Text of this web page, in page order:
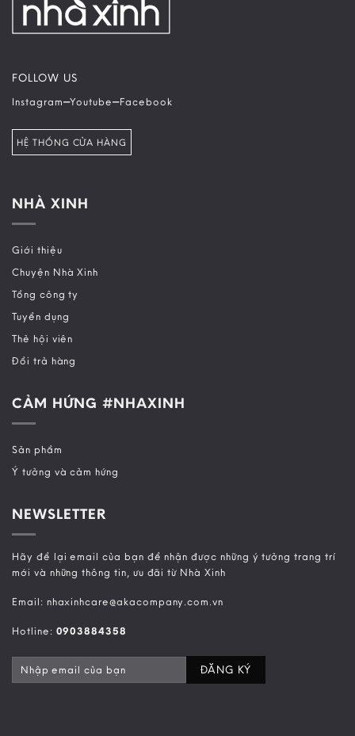
FOLLOW US
Instagram–Youtube–Facebook
HỆ THỐNG CỬA HÀNG
NHÀ XINH
Giới thiệu
Chuyện Nhà Xinh
Tổng công ty
Tuyển dụng
Thẻ hội viên
Đổi trả hàng
CẢM HỨNG #NHAXINH
Sản phẩm
Ý tưởng và cảm hứng
NEWSLETTER
Hãy để lại email của bạn để nhận được những ý tưởng trang trí
mới và những thông tin, ưu đãi từ Nhà Xinh
Email: nhaxinhcare@akacompany.com.vn
Hotline: 0903884358